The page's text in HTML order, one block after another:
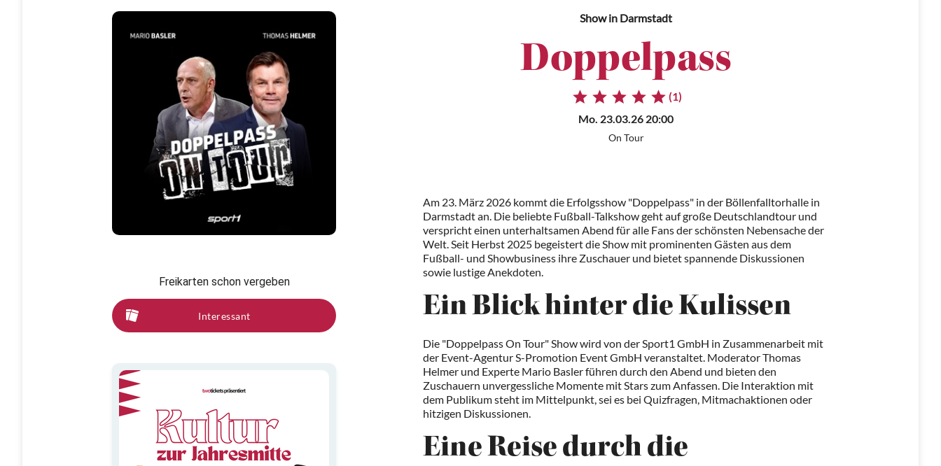
Freikarten schon vergeben
Interessant
Showin Darmstadt
Doppelpass
(1)
Mo. 23.03.26 20:00
On Tour
Am 23. März 2026 kommt die Erfolgsshow "Doppelpass" in der Böllenfalltorhalle in
Darmstadt an. Die beliebte Fußball-Talkshow geht auf große Deutschlandtour und
verspricht einen unterhaltsamen Abend für alle Fans der schönsten Nebensache der
Welt. Seit Herbst 2025 begeistert die Show mit prominenten Gästen aus dem
Fußball- und Showbusiness ihre Zuschauer und bietet spannende Diskussionen
sowie lustige Anekdoten.
Ein Blick hinter die Kulissen
Die "Doppelpass On Tour" Show wird von der Sport1 GmbH in Zusammenarbeit mit
der Event-Agentur S-Promotion Event GmbH veranstaltet. Moderator Thomas
Helmer und Experte Mario Basler führen durch den Abend und bieten den
Zuschauern unvergessliche Momente mit Stars zum Anfassen. Die Interaktion mit
dem Publikum steht im Mittelpunkt, sei es bei Quizfragen, Mitmachaktionen oder
hitzigen Diskussionen.
Eine Reise durch die